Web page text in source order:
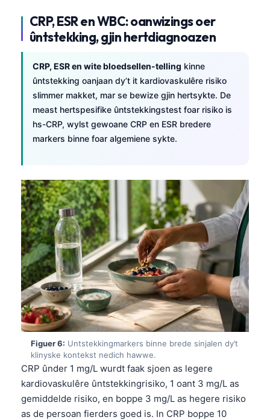
CRP, ESR en WBC: oanwizings oer
ûntstekking, gjin hertdiagnoazen
CRP, ESR en wite bloedsellen-telling kinne
ûntstekking oanjaan dy’t it kardiovaskulêre risiko
slimmer makket, mar se bewize gjin hertsykte. De
meast hertspesifike ûntstekkingstest foar risiko is
hs-CRP, wylst gewoane CRP en ESR bredere
markers binne foar algemiene sykte.
Figuer 6: Untstekkingmarkers binne brede sinjalen dy’t
klinyske kontekst nedich hawwe.
CRP ûnder 1 mg/L wurdt faak sjoen as legere
kardiovaskulêre ûntstekkingrisiko, 1 oant 3 mg/L as
gemiddelde risiko, en boppe 3 mg/L as hegere risiko
as de persoan fierders goed is. In CRP boppe 10
Հայերեն
Íslenska
Српски језик
Svenska
Bosanski
Azərbaycan dili
Eesti
日本語
Čeština
ქართული
Русский
Lietuvių kalba
Slovenščina
Magyar
Shqip
বাংলা
मराठी
తెలుగు